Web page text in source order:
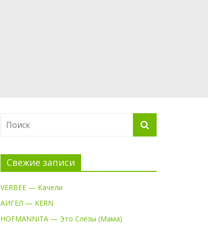
Свежие записи
VERBEE — Качели
АИГЕЛ — KERN
HOFMANNITA — Это Слёзы (Мама)